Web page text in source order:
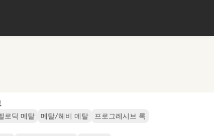
로딕 메탈 메탈/헤비 메탈 프로그레시브 록